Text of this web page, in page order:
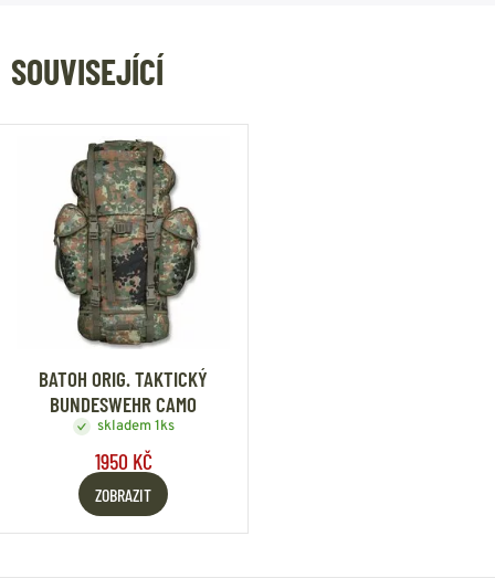
SOUVISEJÍCÍ
BATOH ORIG. TAKTICKÝ
BUNDESWEHR CAMO
skladem 1ks
1950 KČ
ZOBRAZIT